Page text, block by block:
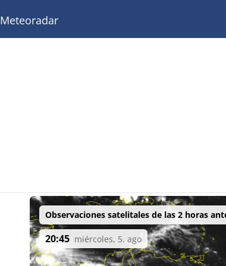
Meteoradar
Observaciones satelitales de las 2 horas
20:45 miércoles, 5. ago